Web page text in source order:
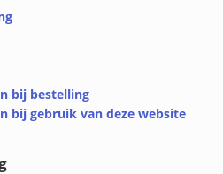
bij bestelling
bij gebruik van deze website